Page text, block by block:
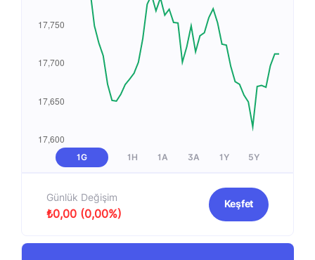
1G 1H 1A 3A 1Y 5Y
Günlük Değişim
₺0,00 (0,00%)
Keşfet